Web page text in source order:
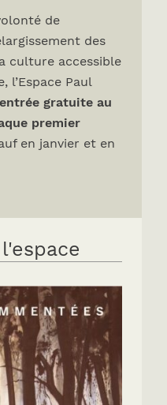
de
des
culture accessible
l’Espace Paul
gratuite au
premier
en janvier et en